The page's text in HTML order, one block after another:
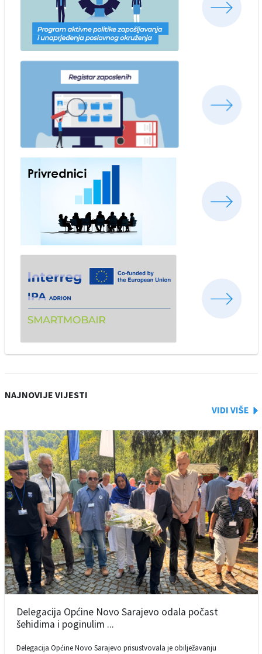
NAJNOVIJE VIJESTI
Delegacija Općine Novo Sarajevo odala počast
šehidima i poginulim ...
Delegacija Općine Novo Sarajevo prisustvovala je obilježavanju